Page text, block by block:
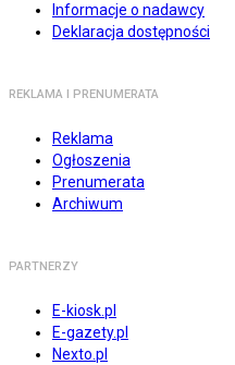
Informacje o nadawcy
Deklaracja dostępności
REKLAMA I PRENUMERATA
Reklama
Ogłoszenia
Prenumerata
Archiwum
PARTNERZY
E-kiosk.pl
E-gazety.pl
Nexto.pl